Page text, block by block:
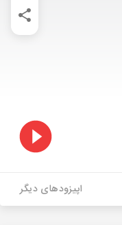
اپیزودهای دیگر